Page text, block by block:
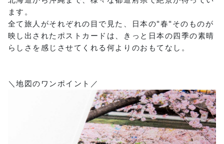
ます。
全て旅人がそれぞれの目で見た、日本の"春"そのものが
映し出されたポストカードは、きっと日本の四季の素晴
らしさを感じさせてくれる何よりのおもてなし。
＼地図のワンポイント／